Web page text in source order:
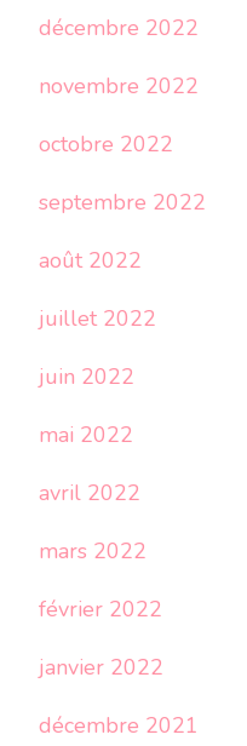
décembre 2022
novembre 2022
octobre 2022
septembre 2022
août 2022
juillet 2022
juin 2022
mai 2022
avril 2022
mars 2022
février 2022
janvier 2022
décembre 2021